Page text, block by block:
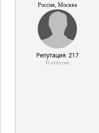
Россия, Москва
Репутация: 217
В отпуске